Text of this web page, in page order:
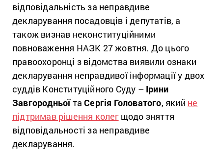
відповідальність за неправдиве
декларування посадовців і депутатів, а
також визнав неконституційними
повноваження НАЗК 27 жовтня. До цього
правоохоронці з відомства виявили ознаки
декларування неправдивої інформації у двох
суддів Конституційного Суду – Ірини
ЗавгородньоїтаСергія Головатого, який не
підтримав рішення колегщодо зняття
відповідальності за неправдиве
декларування.